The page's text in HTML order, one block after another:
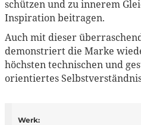
schützen und zu innerem
Inspiration beitragen.
Auch mit dieser
demonstriert die Marke
höchsten technischen und
orientiertes
Werk: